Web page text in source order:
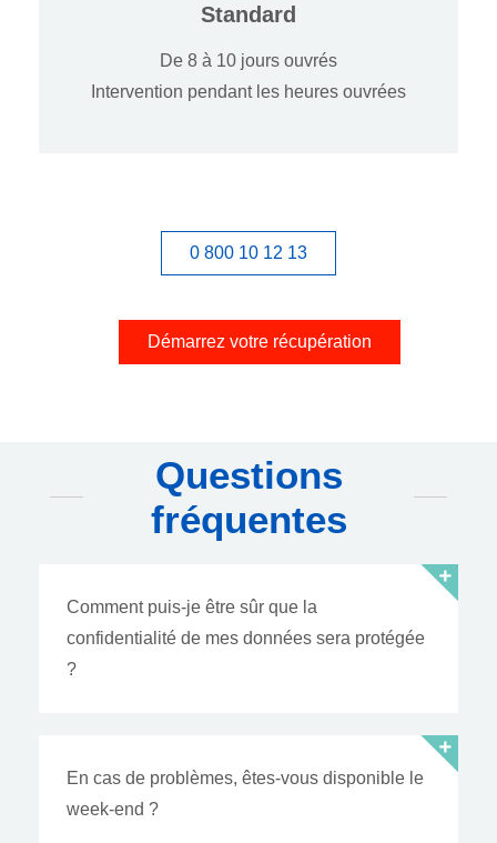
Standard
De 8 à 10 jours ouvrés
Intervention pendant les heures ouvrées
0 800 10 12 13
Démarrez votre récupération
Questions
fréquentes
Comment puis-je être sûr que la
confidentialité de mes données sera protégée
?
En cas de problèmes, êtes-vous disponible le
week-end ?